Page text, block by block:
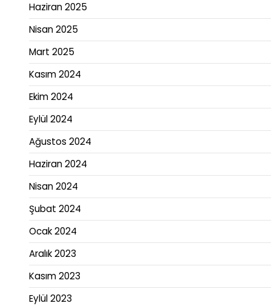
Haziran 2025
Nisan 2025
Mart 2025
Kasım 2024
Ekim 2024
Eylül 2024
Ağustos 2024
Haziran 2024
Nisan 2024
Şubat 2024
Ocak 2024
Aralık 2023
Kasım 2023
Eylül 2023